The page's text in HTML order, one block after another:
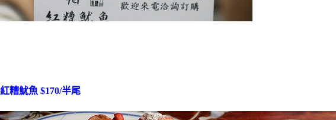
紅糟魷魚 $170/半尾